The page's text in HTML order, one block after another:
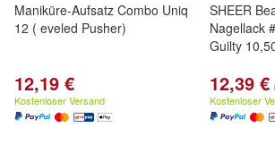
Maniküre-Aufsatz Combo Uniq
12 ( eveled Pusher)
12,19 €
Kostenloser Versand
SHEER
Nagellack
Guilty
12,39 €
Kostenloser